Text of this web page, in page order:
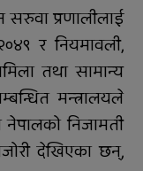
सरुवा प्रणालीलाई
र नियमावली,
तथा सामान्य
मन्त्रालयले
निजामती
देखिएका छन्,